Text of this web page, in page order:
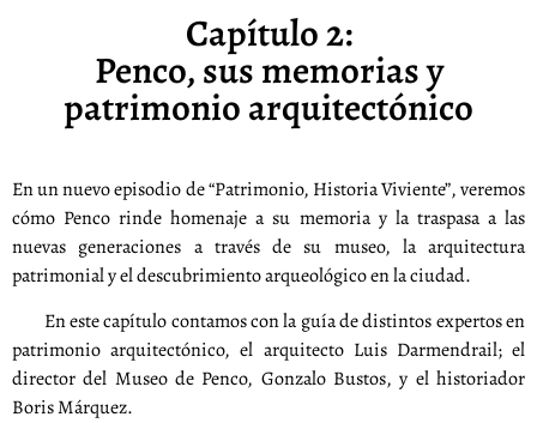
Capítulo 2:
Penco, sus memorias y
patrimonio arquitectónico
En un nuevo episodio de “Patrimonio, Historia Viviente”, veremos
cómo Penco rinde homenaje a su memoria y la traspasa a las
nuevas generaciones a través de su museo, la arquitectura
patrimonial y el descubrimiento arqueológico en la ciudad.
En este capítulo contamos con la guía de distintos expertos en
patrimonio arquitectónico, el arquitecto Luis Darmendrail; el
director del Museo de Penco, Gonzalo Bustos, y el historiador
Boris Márquez.